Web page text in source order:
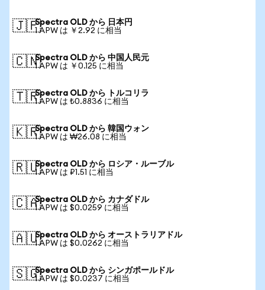
🇯🇵Spectra OLD から 日本円
1 APW は ￥2.92 に相当
🇨🇳Spectra OLD から 中国人民元
1 APW は ￥0.125 に相当
🇹🇷Spectra OLD から トルコリラ
1 APW は ₺0.8836 に相当
🇰🇷Spectra OLD から 韓国ウォン
1 APW は ₩26.08 に相当
🇷🇺Spectra OLD から ロシア・ルーブル
1 APW は ₽1.51 に相当
🇨🇦Spectra OLD から カナダドル
1 APW は $0.0259 に相当
🇦🇺Spectra OLD から オーストラリアドル
1 APW は $0.0262 に相当
🇸🇬Spectra OLD から シンガポールドル
1 APW は $0.0237 に相当